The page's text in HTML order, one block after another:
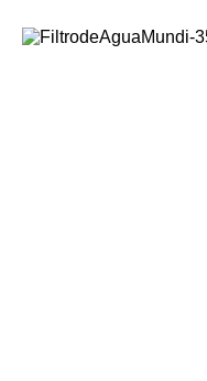
3º torneira